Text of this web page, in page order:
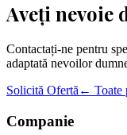
Aveți nevoie
Contactați-ne pentru
adaptată nevoilor
Solicită Ofertă ← Toate
Companie